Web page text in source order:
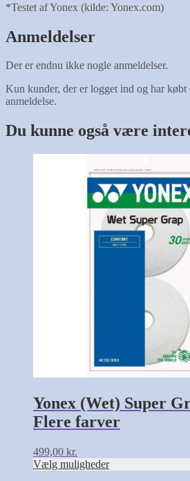
*Testet af Yonex (kilde: Yonex.com)
Anmeldelser
Der er endnu ikke nogle anmeldelser.
Kun kunder, der er logget ind og har købt
anmeldelse.
Du kunne også være
Yonex (Wet) Super
Flere farver
499,00 kr.
Vælg muligheder